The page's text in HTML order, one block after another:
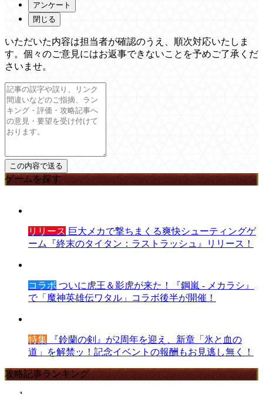
アンケート
閉じる
いただいた内容は担当者が確認のうえ、順次対応いたしま
す。個々のご意見にはお返事できないことを予めご了承くだ
さいませ。
ゲームを探す
リリース 巨大メカで撃ちまくる爽快シューティングゲ
ーム『終末のタイタン：ラストラッシュ』リリース！
コラボ ついに虎王＆影虎が来た！『鋼嵐 - メカラシ』
で「魔神英雄伝ワタル」コラボ後半が開催！
特集 『鈴蘭の剣』が2周年を迎え、新章「氷と血の
道」を解禁ッ！記念イベントの報酬もお見逃し無く！
攻略記事ランキング